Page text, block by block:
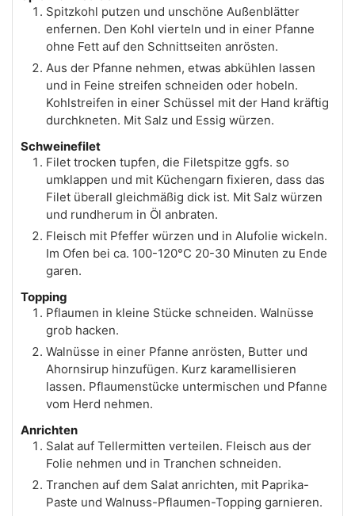
Spitzkohl putzen und unschöne Außenblätter
enfernen. Den Kohl vierteln und in einer Pfanne
ohne Fett auf den Schnittseiten anrösten.
Aus der Pfanne nehmen, etwas abkühlen lassen
und in Feine streifen schneiden oder hobeln.
Kohlstreifen in einer Schüssel mit der Hand kräftig
durchkneten. Mit Salz und Essig würzen.
Schweinefilet
Filet trocken tupfen, die Filetspitze ggfs. so
umklappen und mit Küchengarn fixieren, dass das
Filet überall gleichmäßig dick ist. Mit Salz würzen
und rundherum in Öl anbraten.
Fleisch mit Pfeffer würzen und in Alufolie wickeln.
Im Ofen bei ca. 100-120°C 20-30 Minuten zu Ende
garen.
Topping
Pflaumen in kleine Stücke schneiden. Walnüsse
grob hacken.
Walnüsse in einer Pfanne anrösten, Butter und
Ahornsirup hinzufügen. Kurz karamellisieren
lassen. Pflaumenstücke untermischen und Pfanne
vom Herd nehmen.
Anrichten
Salat auf Tellermitten verteilen. Fleisch aus der
Folie nehmen und in Tranchen schneiden.
Tranchen auf dem Salat anrichten, mit Paprika-
Paste und Walnuss-Pflaumen-Topping garnieren.